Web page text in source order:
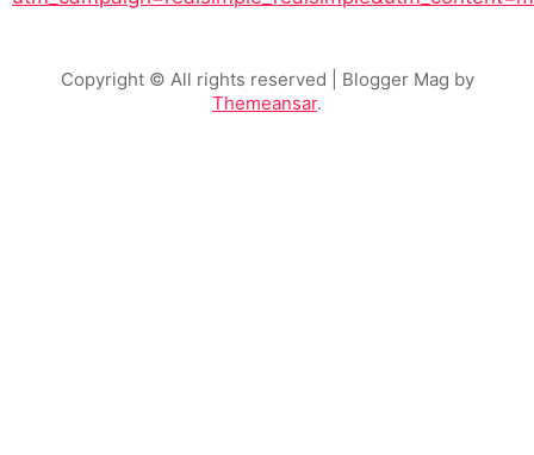
Copyright © All rights reserved | Blogger Mag by
Themeansar.